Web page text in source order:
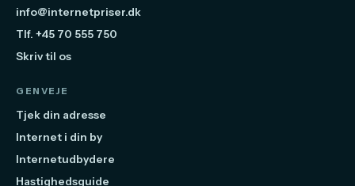
info@internetpriser.dk
Tlf. +45 70 555 750
Skriv til os
GENVEJE
Tjek din adresse
Internet i din by
Internetudbydere
Hastighedsguide